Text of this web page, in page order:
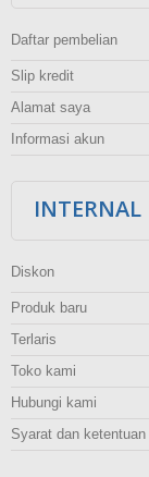
Daftar pembelian
Slip kredit
Alamat saya
Informasi akun
INTERNAL
Diskon
Produk baru
Terlaris
Toko kami
Hubungi kami
Syarat dan ketentuan